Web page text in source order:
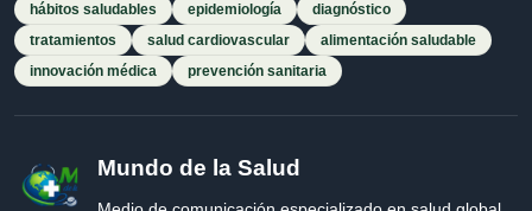
hábitos saludables
epidemiología
diagnóstico
tratamientos
salud cardiovascular
alimentación saludable
innovación médica
prevención sanitaria
Mundo de la Salud